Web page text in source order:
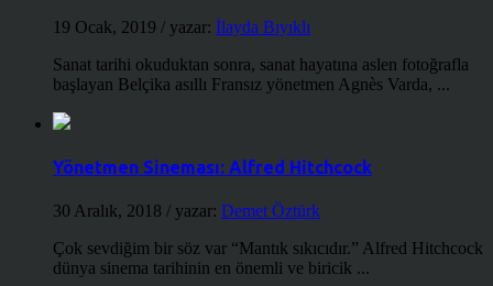
19 Ocak, 2019 / yazar: İlayda Bıyıklı
Sanat tarihi okuduktan sonra, sanat hayatına aslen fotoğrafla
başlayan Belçika asıllı Fransız yönetmen Agnès Varda, ...
Yönetmen Sineması: Alfred Hitchcock
30 Aralık, 2018 / yazar: Demet Öztürk
Çok sevdiğim bir söz var “Mantık sıkıcıdır.” Alfred Hitchcock
dünya sinema tarihinin en önemli ve biricik ...